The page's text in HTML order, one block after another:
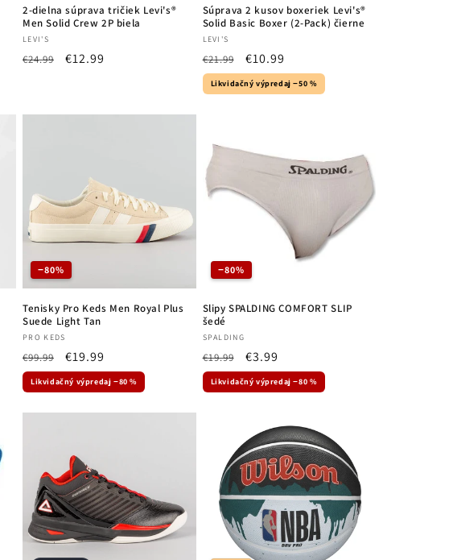
2-dielna súprava tričiek Levi's®
Men Solid Crew 2P biela
Vendor:
LEVI'S
Regular
€24.99
Sale
€12.99
Súprava 2 kusov boxeriek Levi's®
Solid Basic Boxer (2-Pack) čierne
Vendor:
LEVI'S
Regular
price
€21.99
Sale
price
€10.99
Likvidačný výpredaj −50 %
−80%
Tenisky Pro Keds Men Royal Plus
Suede Light Tan
Vendor:
PRO KEDS
Regular
price
€99.99
Sale
price
€19.99
Likvidačný výpredaj −80 %
−80%
Slipy SPALDING COMFORT SLIP
šedé
Vendor:
SPALDING
Regular
price
€19.99
Sale
price
€3.99
Likvidačný výpredaj −80 %